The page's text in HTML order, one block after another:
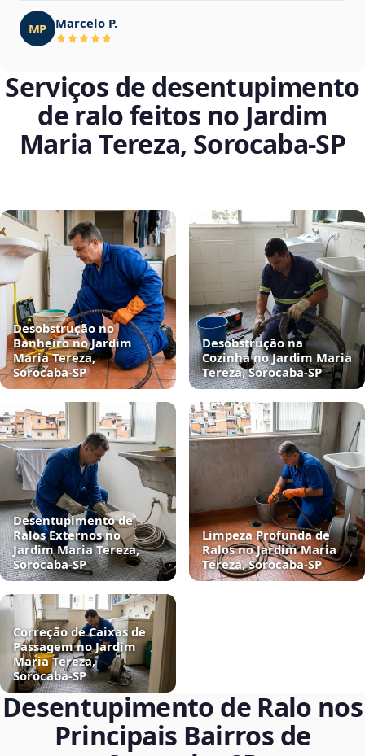
MP Marcelo P.
Serviços de desentupimento
de ralo feitos no Jardim
Maria Tereza, Sorocaba‑SP
Desobstrução no
Banheiro no Jardim
Maria Tereza,
Sorocaba‑SP
Desobstrução na
Cozinha no Jardim Maria
Tereza, Sorocaba‑SP
Desentupimento de
Ralos Externos no
Jardim Maria Tereza,
Sorocaba‑SP
Limpeza Profunda de
Ralos no Jardim Maria
Tereza, Sorocaba‑SP
Correção de Caixas de
Passagem no Jardim
Maria Tereza,
Sorocaba‑SP
Desentupimento de Ralo nos
Principais Bairros de